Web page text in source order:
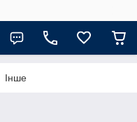
Інше